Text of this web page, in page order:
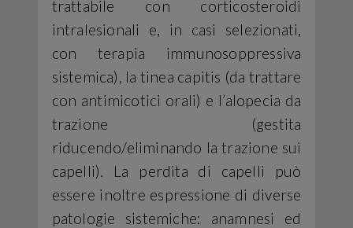
trattabile con corticosteroidi
intralesionali e, in casi selezionati,
con terapia immunosoppressiva
sistemica), la tinea capitis (da trattare
con antimicotici orali) e l’alopecia da
trazione (gestita
riducendo/eliminando la trazione sui
capelli). La perdita di capelli può
essere inoltre espressione di diverse
patologie sistemiche: anamnesi ed